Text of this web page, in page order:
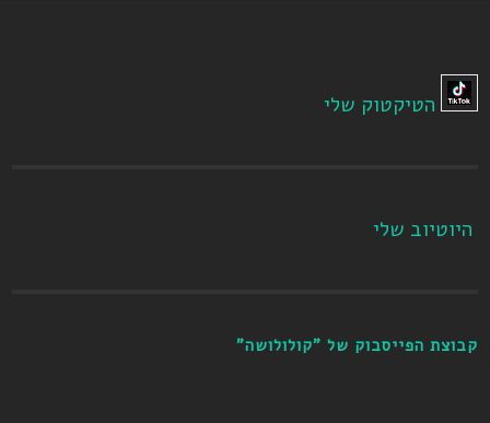
הטיקטוק שלי
היוטיוב שלי
קבוצת הפייסבוק של "קולולושה"